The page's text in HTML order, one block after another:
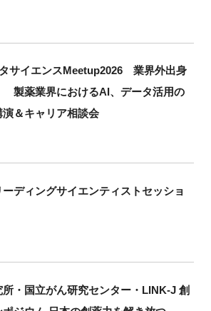
サイエンスMeetup2026 業界外出身
製薬業界におけるAI、データ活用の
＆キャリア相談会
ディングサイエンティストセッショ
・国立がん研究センター・LINK-J 創